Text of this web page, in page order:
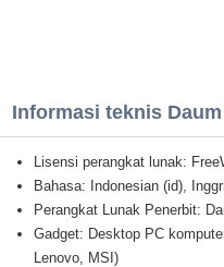
Informasi teknis
Lisensi perangkat lunak:
Bahasa: Indonesian (id),
Perangkat Lunak Penerbit:
Gadget: Desktop PC
Lenovo, MSI)